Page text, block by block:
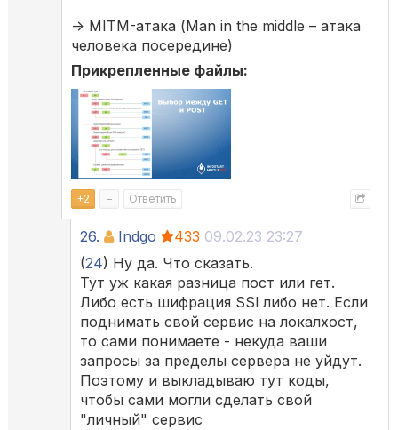
-> MITM-атака (Man in the middle – атака
человека посередине)
Прикрепленные файлы:
+2 – Ответить
26. Indgo 433 09.02.23 23:27
(24) Ну да. Что сказать.
Тут уж какая разница пост или гет.
Либо есть шифрация SSl либо нет. Если
поднимать свой сервис на локалхост,
то сами понимаете - некуда ваши
запросы за пределы сервера не уйдут.
Поэтому и выкладываю тут коды,
чтобы сами могли сделать свой
"личный" сервис